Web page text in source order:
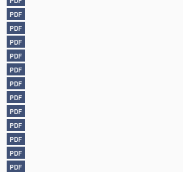
PDF
PDF
PDF
PDF
PDF
PDF
PDF
PDF
PDF
PDF
PDF
PDF